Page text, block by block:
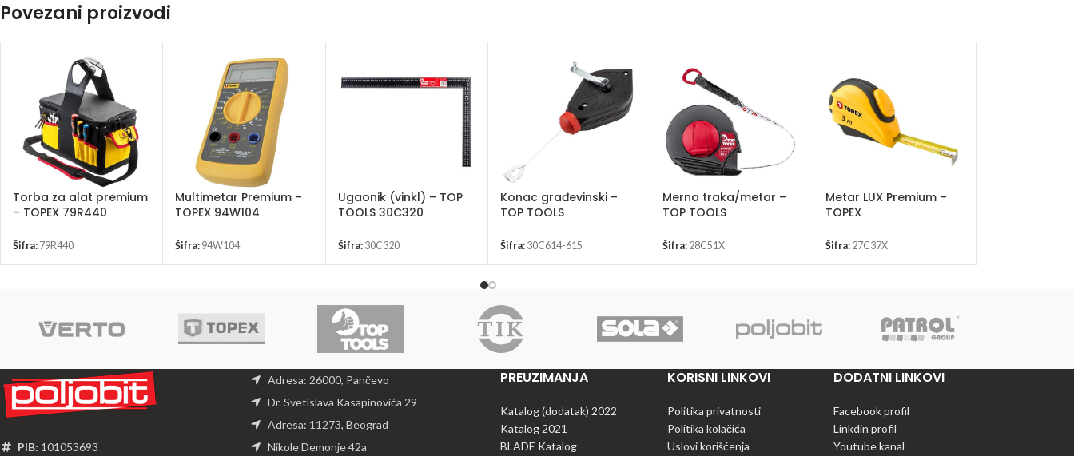
Povezani proizvodi
Torba za alat premium
– TOPEX 79R440
Šifra: 79R440
Multimetar Premium –
TOPEX 94W104
Šifra: 94W104
Ugaonik (vinkl) – TOP
TOOLS 30C320
Šifra: 30C320
Konac građevinski –
TOP TOOLS
Šifra: 30C614-615
Merna traka/metar –
TOP TOOLS
Šifra: 28C51X
Metar LUX Premium –
TOPEX
Šifra: 27C37X
PIB: 101053693
Adresa: 26000, Pančevo
Dr. Svetislava Kasapinovića 29
Adresa: 11273, Beograd
Nikole Demonje 42a
PREUZIMANJA
Katalog (dodatak) 2022
Katalog 2021
BLADE Katalog
KORISNI LINKOVI
Politika privatnosti
Politika kolačića
Uslovi korišćenja
DODATNI LINKOVI
Facebook profil
Linkdin profil
Youtube kanal